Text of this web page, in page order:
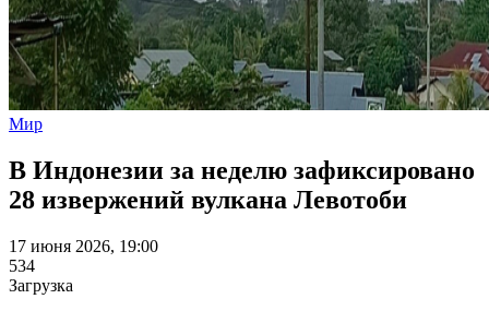
Мир
В Индонезии за неделю зафиксировано
28 извержений вулкана Левотоби
17 июня 2026, 19:00
534
Загрузка